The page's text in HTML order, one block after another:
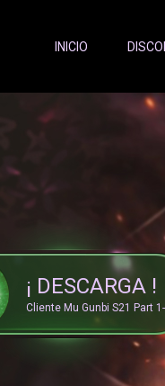
INICIO
¡ DESCARGA !
Cliente Mu Gunbi S21 Part